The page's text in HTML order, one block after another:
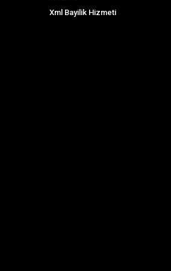
Xml Bayilik Hizmeti